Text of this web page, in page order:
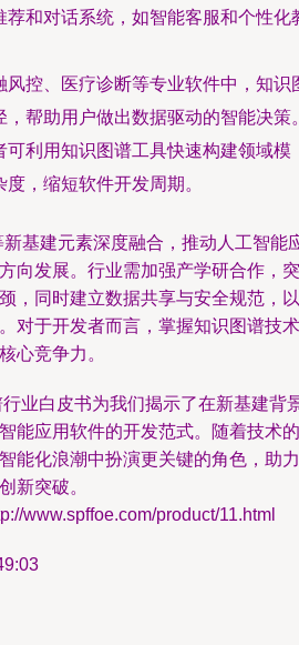
荐和对话系统，如智能客服和个性化
风控、医疗诊断等专业软件中，知识
，帮助用户做出数据驱动的智能决策
可利用知识图谱工具快速构建领域模
，缩短软件开发周期。
基建元素深度融合，推动人工智能
向发展。行业需加强产学研合作，突
，同时建立数据共享与安全规范，以
对于开发者而言，掌握知识图谱技术
心竞争力。
业白皮书为我们揭示了在新基建背
能应用软件的开发范式。随着技术的
能化浪潮中扮演更关键的角色，助力
新突破。
www.spffoe.com/product/11.html